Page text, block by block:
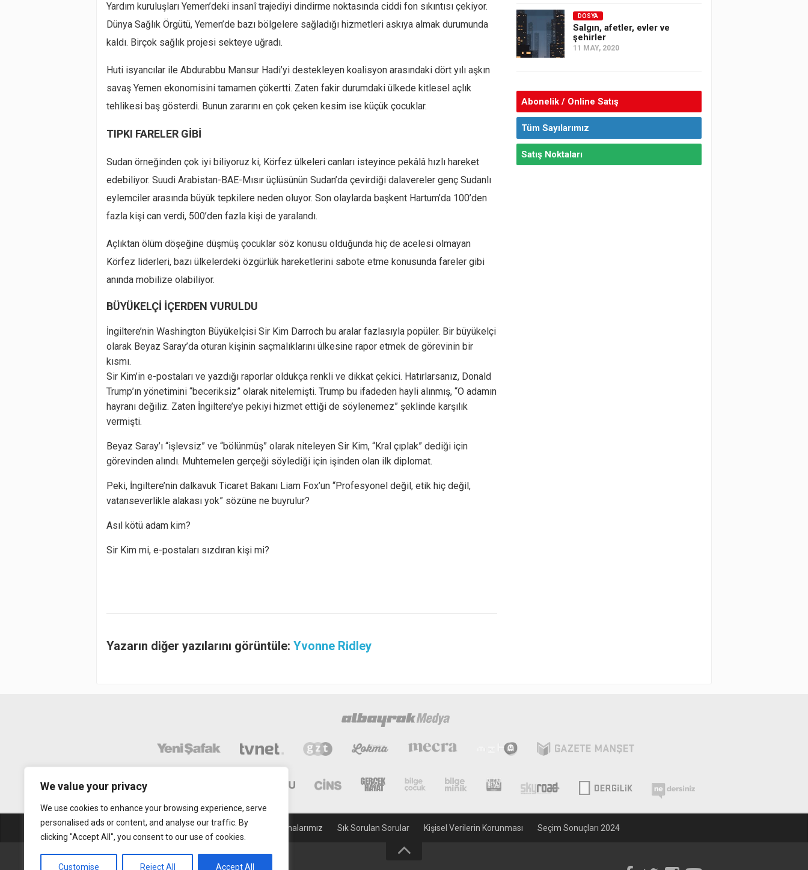
We value your privacy
We use cookies to enhance your browsing experience, serve
personalised ads or content, and analyse our traffic. By
clicking "Accept All", you consent to our use of cookies.
Customise Reject All Accept All
Yardım kuruluşları Yemen’deki insanî trajediyi dindirme noktasında ciddi fon sıkıntısı çekiyor.
Dünya Sağlık Örgütü, Yemen’de bazı bölgelere sağladığı hizmetleri askıya almak durumunda
kaldı. Birçok sağlık projesi sekteye uğradı.
Huti isyancılar ile Abdurabbu Mansur Hadi’yi destekleyen koalisyon arasındaki dört yılı aşkın
savaş Yemen ekonomisini tamamen çökertti. Zaten fakir durumdaki ülkede kitlesel açlık
tehlikesi baş gösterdi. Bunun zararını en çok çeken kesim ise küçük çocuklar.
TIPKI FARELER GİBİ
Sudan örneğinden çok iyi biliyoruz ki, Körfez ülkeleri canları isteyince pekâlâ hızlı hareket
edebiliyor. Suudi Arabistan-BAE-Mısır üçlüsünün Sudan’da çevirdiği dalavereler genç Sudanlı
eylemciler arasında büyük tepkilere neden oluyor. Son olaylarda başkent Hartum’da 100’den
fazla kişi can verdi, 500’den fazla kişi de yaralandı.
Açlıktan ölüm döşeğine düşmüş çocuklar söz konusu olduğunda hiç de acelesi olmayan
Körfez liderleri, bazı ülkelerdeki özgürlük hareketlerini sabote etme konusunda fareler gibi
anında mobilize olabiliyor.
BÜYÜKELÇİ İÇERDEN VURULDU
İngiltere’nin Washington Büyükelçisi Sir Kim Darroch bu aralar fazlasıyla popüler. Bir büyükelçi
olarak Beyaz Saray’da oturan kişinin saçmalıklarını ülkesine rapor etmek de görevinin bir
kısmı.
Sir Kim’in e-postaları ve yazdığı raporlar oldukça renkli ve dikkat çekici. Hatırlarsanız, Donald
Trump’ın yönetimini “beceriksiz” olarak nitelemişti. Trump bu ifadeden hayli alınmış, “O adamın
hayranı değiliz. Zaten İngiltere’ye pekiyi hizmet ettiği de söylenemez” şeklinde karşılık
vermişti.
Beyaz Saray’ı “işlevsiz” ve “bölünmüş” olarak niteleyen Sir Kim, “Kral çıplak” dediği için
görevinden alındı. Muhtemelen gerçeği söylediği için işinden olan ilk diplomat.
Peki, İngiltere’nin dalkavuk Ticaret Bakanı Liam Fox’un “Profesyonel değil, etik hiç değil,
vatanseverlikle alakası yok” sözüne ne buyrulur?
Asıl kötü adam kim?
Sir Kim mi, e-postaları sızdıran kişi mi?
Yazarın diğer yazılarını görüntüle: Yvonne Ridley
DOSYA
Salgın, afetler, evler ve
şehirler
11 MAY, 2020
Abonelik / Online Satış
Tüm Sayılarımız
Satış Noktaları
Abonelik Mobil Uygulamalarımız Sık Sorulan Sorular Kişisel Verilerin Korunması Seçim Sonuçları 2024
Gerçek Hayat © 2015. Her hakkı sakldır.